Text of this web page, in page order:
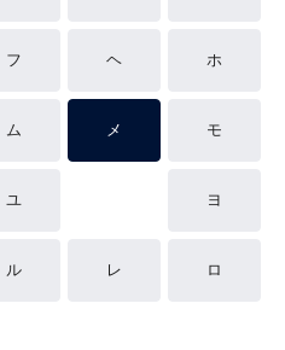
フ ヘ ホ
ム メ モ
ユ ヨ
ル レ ロ